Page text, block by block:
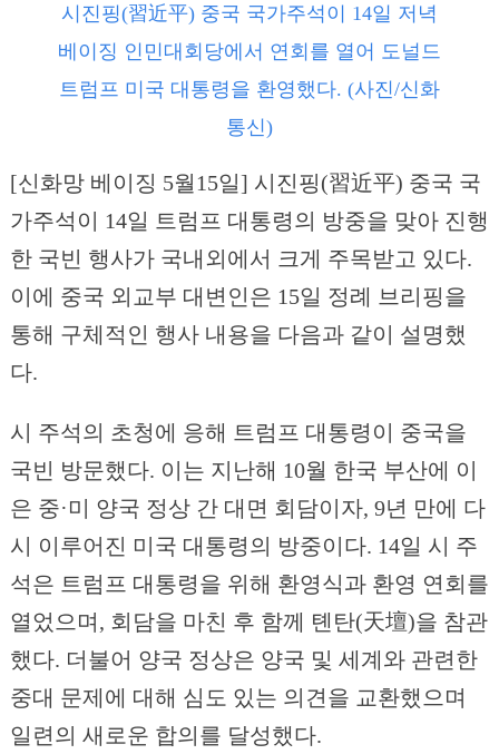
시진핑(習近平) 중국 국가주석이 14일 저녁
베이징 인민대회당에서 연회를 열어 도널드
트럼프 미국 대통령을 환영했다. (사진/신화
통신)
[신화망 베이징 5월15일] 시진핑(習近平) 중국 국
가주석이 14일 트럼프 대통령의 방중을 맞아 진행
한 국빈 행사가 국내외에서 크게 주목받고 있다.
이에 중국 외교부 대변인은 15일 정례 브리핑을
통해 구체적인 행사 내용을 다음과 같이 설명했
다.
시 주석의 초청에 응해 트럼프 대통령이 중국을
국빈 방문했다. 이는 지난해 10월 한국 부산에 이
은 중·미 양국 정상 간 대면 회담이자, 9년 만에 다
시 이루어진 미국 대통령의 방중이다. 14일 시 주
석은 트럼프 대통령을 위해 환영식과 환영 연회를
열었으며, 회담을 마친 후 함께 톈탄(天壇)을 참관
했다. 더불어 양국 정상은 양국 및 세계와 관련한
중대 문제에 대해 심도 있는 의견을 교환했으며
일련의 새로운 합의를 달성했다.